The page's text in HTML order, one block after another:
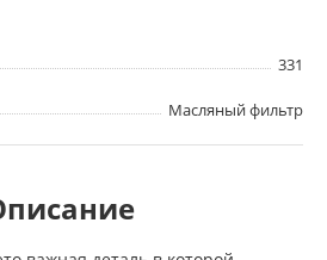
331
Масляный фильтр